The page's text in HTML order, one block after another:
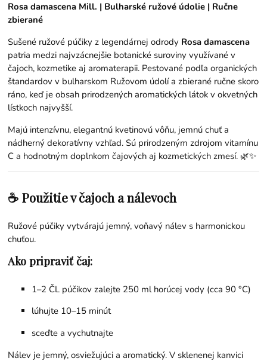
Rosa damascena Mill. | Bulharské ružové údolie | Ručne
zbierané
Sušené ružové púčiky z legendárnej odrody Rosa damascena
patria medzi najvzácnejšie botanické suroviny využívané v
čajoch, kozmetike aj aromaterapii. Pestované podľa organických
štandardov v bulharskom Ružovom údolí a zbierané ručne skoro
ráno, keď je obsah prirodzených aromatických látok v okvetných
lístkoch najvyšší.
Majú intenzívnu, elegantnú kvetinovú vôňu, jemnú chuť a
nádherný dekoratívny vzhľad. Sú prirodzeným zdrojom vitamínu
C a hodnotným doplnkom čajových aj kozmetických zmesí. 🌿✨
☕ Použitie v čajoch a nálevoch
Ružové púčiky vytvárajú jemný, voňavý nálev s harmonickou
chuťou.
Ako pripraviť čaj:
1–2 ČL púčikov zalejte 250 ml horúcej vody (cca 90 °C)
lúhujte 10–15 minút
sceďte a vychutnajte
Nálev je jemný, osviežujúci a aromatický. V sklenenej kanvici